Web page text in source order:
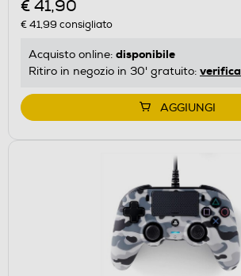
€ 41,90
€ 41,99 consigliato
Acquisto online: disponibile
Ritiro in negozio in 30' gratuito: verifica
AGGIUNGI